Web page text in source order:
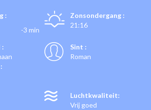
:
-3 min
Zonsondergang :
21:16
:
Sint :
Roman
Luchtkwaliteit:
Vrij goed